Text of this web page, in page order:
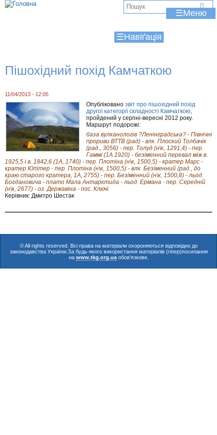
Jump to navigation
☰
☰
Пішохідний похід Камчаткою
11/04/2013 - 12:05
Опубліковано звіт про пішохідний похід
другої категорії складності Камчаткою,
пройдений у серпні-вересні 2012 року.
Маршрут подорожі:
база вулканологів ?Ленінградська? - Північні
прориви ВТТВ (рад) - влк. Плоский Толбачік
(рад., 3056) - пер. Толуд (н\к, 1291,4) - пер.
Гаммі (1А 1920) - безіменний перевал між в.
1925,5 і в. 1842,6 (1А, 1740) - пер. Плотіна (н\к, 1500,5) - кратер Марс -
кратер Юпітер - пер. Плотіна (н\к, 1500,5) - влк. Безіменний (рад., до
краю старого кратера, 1А, 2755) - пер. Безіменний (н\к, 1500,8) - льод.
Богдановича - плато Мала Антарктида - льод. Ермана - пер. Середній
(н\к, 2677) - оз. Державіна - пос. Ключі
Керівник: Дмитро Шестак
© All rights reserved. Всі права на матеріали охороняються відповідно до
законодавства України.За будь-якого використання матеріалів (гіпер)посилання
на www.tkg.org.uaобов'язкове.